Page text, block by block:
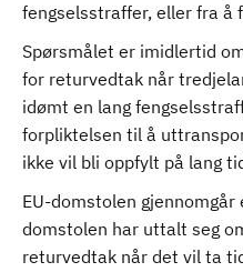
fengselsstraffer, eller fra å
Spørsmålet er imidlertid
for returvedtak når
idømt en lang
forpliktelsen til å
ikke vil bli oppfylt på lang
EU-domstolen gjennomgår
domstolen har uttalt seg
returvedtak når det vil ta